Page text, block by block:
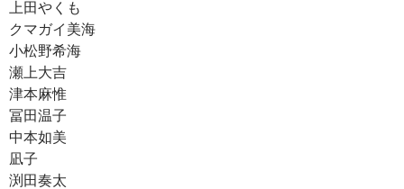
上田やくも
クマガイ美海
小松野希海
瀬上大吉
津本麻惟
冨田温子
中本如美
凪子
渕田奏太